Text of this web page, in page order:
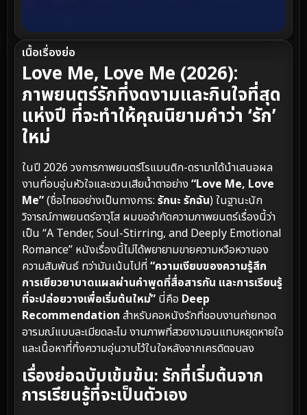
เนื้อเรื่องย่อ
Love Me, Love Me (2026):
ภาพยนตร์รักที่งดงามและกินใจที่สุด
แห่งปี ที่จะทำให้คุณนิยามคำว่า ‘รัก’
ใหม่
ในปี 2026 วงการภาพยนตร์โรแมนติก-ดรามาได้นำเสนอผล
งานที่อบอุ่นหัวใจและชวนเสียน้ำตาอย่าง “Love Me, Love
Me”(ชื่อไทยอย่างเป็นทางการ: รักนะ รักฉัน) ในฐานะนัก
วิจารณ์ภาพยนตร์อาวุโส ผมขอจำกัดความภาพยนตร์เรื่องนี้ว่า
เป็น “A Tender, Soul-Stirring, and Deeply Emotional
Romance” หนังเรื่องนี้ไม่ได้พยายามขายความหวือหวาของ
ความสัมพันธ์ ทว่ามันเน้นไปที่“ความเงียบของความรู้สึก
การเยียวยาบาดแผลผ่านคำพูดที่สื่อสารกัน และการเรียนรู้
ที่จะปล่อยวางเพื่อเริ่มต้นใหม่” นี่คือ Deep
Recommendation สำหรับคอหนังรักที่ชอบงานถ่ายทอด
อารมณ์แบบละเมียดละไม งานภาพที่สวยงามจนแทบหยุดหายใจ
และเนื้อหาที่ทิ้งความอุ่นวาบไว้ในใจหลังจากเครดิตจบลง
เรื่องย่อฉบับเข้มข้น: รักที่เริ่มต้นจาก
การเรียนรู้ที่จะเป็นตัวเอง